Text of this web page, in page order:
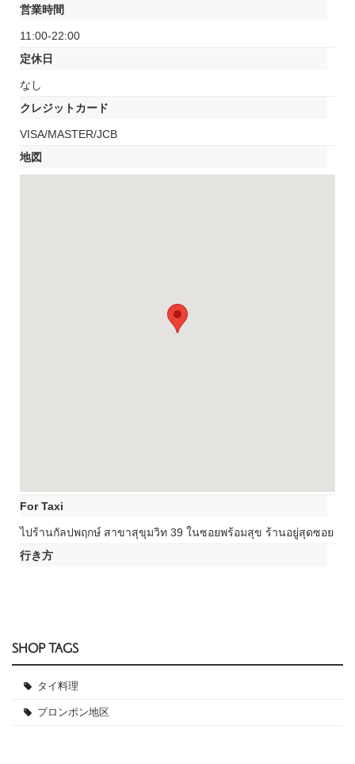
営業時間
11:00-22:00
定休日
なし
クレジットカード
VISA/MASTER/JCB
地図
For Taxi
ไปร้านกัลปพฤกษ์ สาขาสุขุมวิท 39 ในซอยพร้อมสุข ร้านอยู่สุดซอย
行き方
SHOP TAGS
タイ料理
プロンポン地区